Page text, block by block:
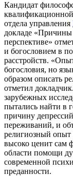
Кандидат
отдела управления
докладе «Причины
перспективе»
и богословием в
расстройств.
богословия, но
образом описать
отметил
зарубежных
пытались найти в
причину
переживаний, и
религиозный опыт
высоко ценит сам
области помощи
современной
преданности.